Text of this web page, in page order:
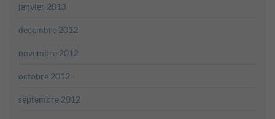
janvier 2013
décembre 2012
novembre 2012
octobre 2012
septembre 2012